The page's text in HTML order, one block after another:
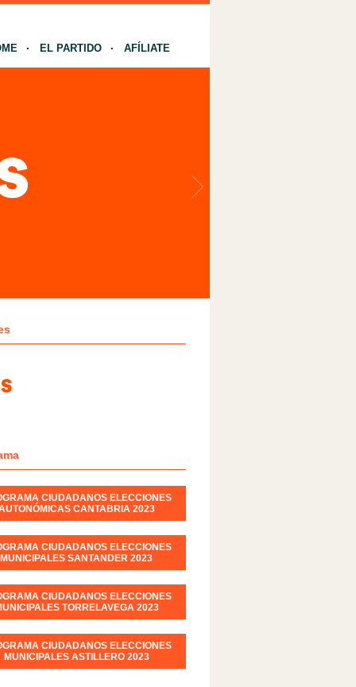
EL PARTIDO AFÍLIATE
CIUDADANOS ELECCIONES
CANTABRIA 2023
CIUDADANOS ELECCIONES
MUNICIPALES SANTANDER 2023
CIUDADANOS ELECCIONES
TORRELAVEGA 2023
CIUDADANOS ELECCIONES
MUNICIPALES ASTILLERO 2023